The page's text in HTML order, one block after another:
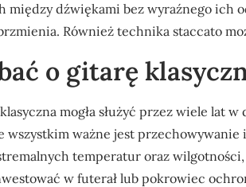
między dźwiękami bez wyraźnego ich
Również technika staccato
o gitarę
mogła służyć przez wiele lat
wszystkim ważne jest
temperatur oraz
w futerał lub pokrowiec